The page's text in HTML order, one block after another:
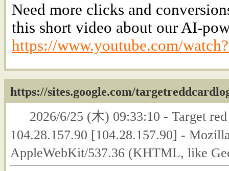
Need more clicks and
this short video about our AI-
https://www.youtube.com/
https://sites.google.com/
2026/6/25 (木) 09:33:10 - Target
104.28.157.90 [104.28.157.90] -
AppleWebKit/537.36 (KHTML, like